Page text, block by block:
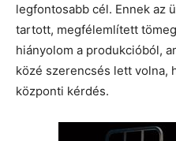
legfontosabb cél. Ennek az
tartott, megfélemlített
hiányolom a produkcióból,
közé szerencsés lett volna,
központi kérdés.